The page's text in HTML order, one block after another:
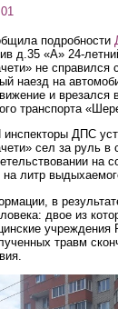
подробности
д.35 «А» 24-
не справился
наезд на
и врезался
транспорта
ДПС
сел за руль в
на
литр
в
двое из
учреждения
травм